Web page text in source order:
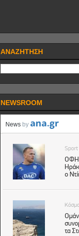
ΑΝΑΖΗΤΗΣΗ
NEWSROOM